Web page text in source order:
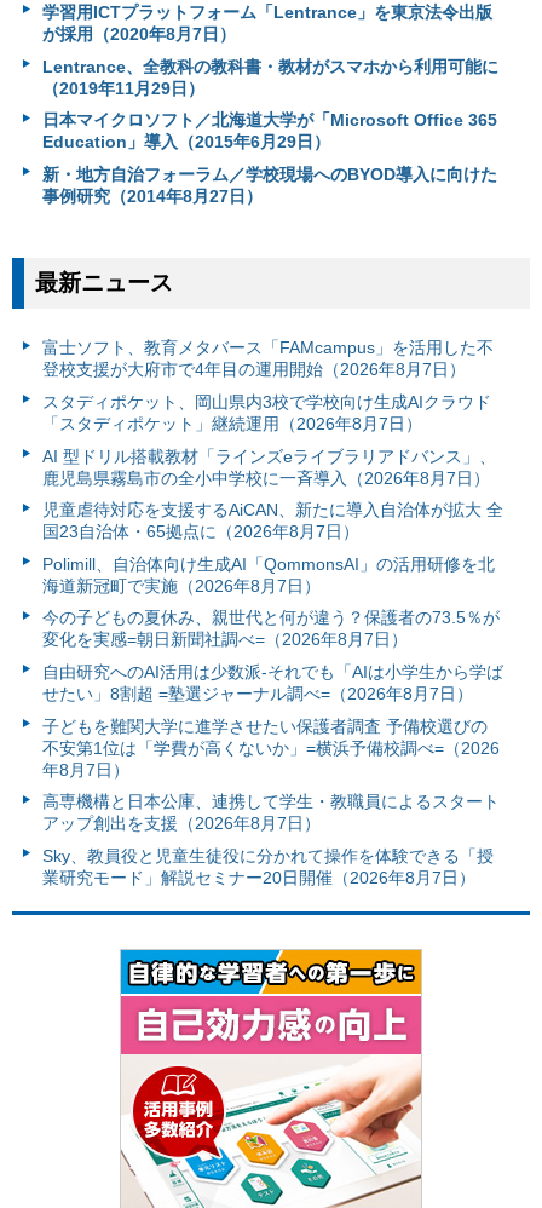
学習用ICTプラットフォーム「Lentrance」を東京法令出版
が採用（2020年8月7日）
Lentrance、全教科の教科書・教材がスマホから利用可能に
（2019年11月29日）
日本マイクロソフト／北海道大学が「Microsoft Office 365
Education」導入（2015年6月29日）
新・地方自治フォーラム／学校現場へのBYOD導入に向けた
事例研究（2014年8月27日）
最新ニュース
富⼠ソフト、教育メタバース「FAMcampus」を活用した不
登校支援が大府市で4年目の運用開始（2026年8月7日）
スタディポケット、岡山県内3校で学校向け生成AIクラウド
「スタディポケット」継続運用（2026年8月7日）
AI 型ドリル搭載教材「ラインズeライブラリアドバンス」、
鹿児島県霧島市の全小中学校に一斉導入（2026年8月7日）
児童虐待対応を支援するAiCAN、新たに導入自治体が拡大 全
国23自治体・65拠点に（2026年8月7日）
Polimill、自治体向け生成AI「QommonsAI」の活用研修を北
海道新冠町で実施（2026年8月7日）
今の子どもの夏休み、親世代と何が違う？保護者の73.5％が
変化を実感=朝日新聞社調べ=（2026年8月7日）
自由研究へのAI活用は少数派-それでも「AIは小学生から学ば
せたい」8割超 =塾選ジャーナル調べ=（2026年8月7日）
子どもを難関大学に進学させたい保護者調査 予備校選びの
不安第1位は「学費が高くないか」=横浜予備校調べ=（2026
年8月7日）
高専機構と日本公庫、連携して学生・教職員によるスタート
アップ創出を支援（2026年8月7日）
Sky、教員役と児童生徒役に分かれて操作を体験できる「授
業研究モード」解説セミナー20日開催（2026年8月7日）